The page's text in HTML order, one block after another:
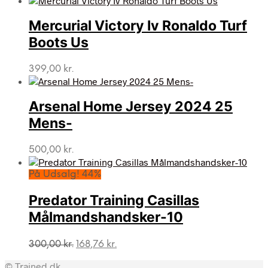
var:
350,00 kr..
er:
192,42 kr..
Mercurial Victory Iv Ronaldo Turf
Boots Us
399,00 kr.
Arsenal Home Jersey 2024 25
Mens-
500,00 kr.
På Udsalg! 44%
Predator Training Casillas
Målmandshandsker-10
300,00kr. Den
168,76 kr.
© Trained.dk